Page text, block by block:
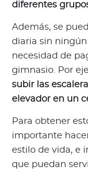
diferentes
Además, se
diaria sin
necesidad de
gimnasio. Por
subir las
elevador en un
Para obtener
importante
estilo de vida, e
que puedan